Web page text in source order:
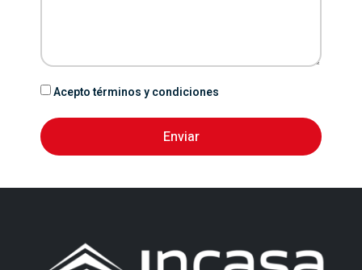
Acepto términos y condiciones
Enviar